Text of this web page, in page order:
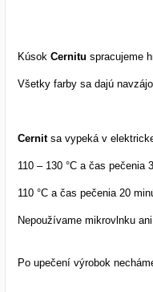
Kúsok Cernitu spracujeme
Všetky farby sa dajú
Cernitsa vypeká v
110 – 130 °C a čas
110 °C a čas pečenia 20
Nepoužívame mikrovlnku
Po upečení výrobok